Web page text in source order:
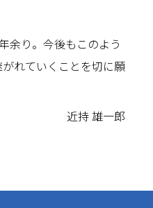
余り。今後もこのよう
れていくことを切に願
近持 雄一郎